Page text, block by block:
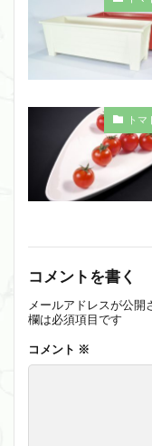
トマ
コメントを書く
メールアドレスが公開
欄は必須項目です
コメント ※